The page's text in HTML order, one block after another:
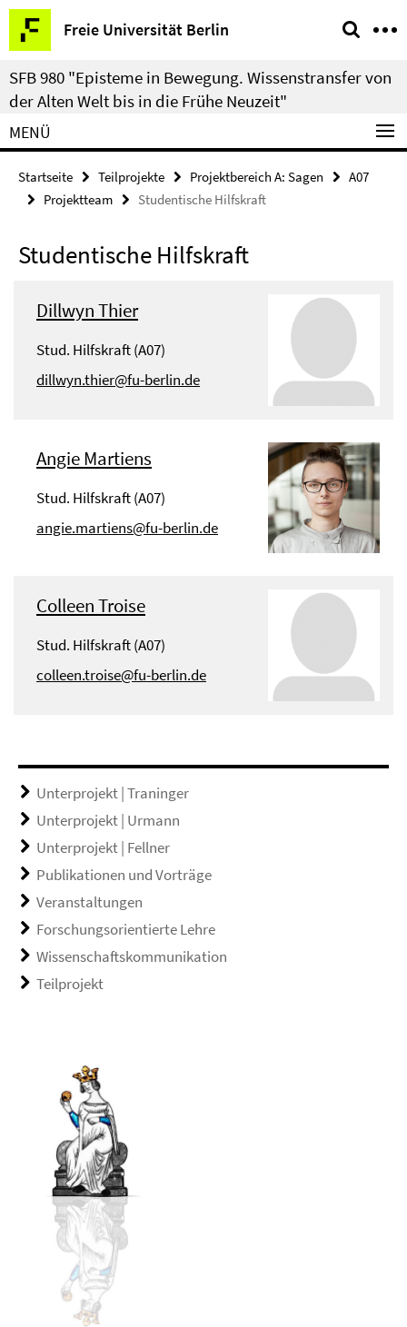
Springe
direkt
zu
Inhalt
Freie Universität Berlin
Service-
Navigation
SFB 980 "Episteme in Bewegung. Wissenstransfer von
der Alten Welt bis in die Frühe Neuzeit"
MENÜ
Startseite Teilprojekte Projektbereich A: Sagen
A07
Projektteam
Studentische Hilfskraft
Studentische Hilfskraft
Dillwyn Thier
Stud. Hilfskraft (A07)
dillwyn.thier@fu-berlin.de
Angie Martiens
Stud. Hilfskraft (A07)
angie.martiens@fu-berlin.de
Colleen Troise
Stud. Hilfskraft (A07)
colleen.troise@fu-berlin.de
Unterprojekt | Traninger
Unterprojekt | Urmann
Unterprojekt | Fellner
Publikationen und Vorträge
Veranstaltungen
Forschungsorientierte Lehre
Wissenschaftskommunikation
Teilprojekt